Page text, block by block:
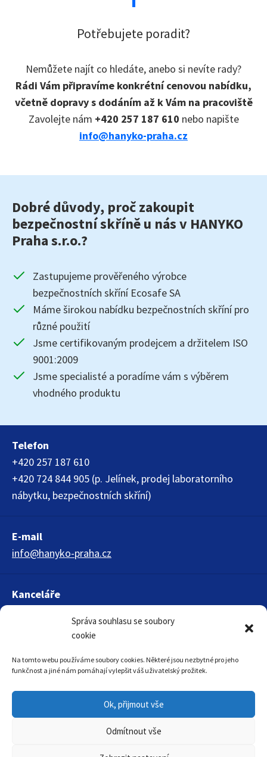
Správa souhlasu se soubory
cookie
Na tomto webu používáme soubory cookies. Některé jsou nezbytné pro jeho
funkčnost a jiné nám pomáhají vylepšit váš uživatelský prožitek.
Ok, přijmout vše
Odmítnout vše
Potřebujete poradit?
Nemůžete najít co hledáte, anebo si nevíte rady?
Rádi Vám připravíme konkrétní cenovou nabídku,
včetně dopravy s dodáním až k Vám na pracoviště
Zavolejte nám +420 257 187 610 nebo napište
info@hanyko-praha.cz
Dobré důvody, proč zakoupit
bezpečnostní skříně u nás v HANYKO
Praha s.r.o.?
Zastupujeme prověřeného výrobce
bezpečnostních skříní Ecosafe SA
Máme širokou nabídku bezpečnostních skříní pro
různé použití
Jsme certifikovaným prodejcem a držitelem ISO
9001:2009
Jsme specialisté a poradíme vám s výběrem
vhodného produktu
Telefon
+420 257 187 610
+420 724 844 905 (p. Jelínek, prodej laboratorního
nábytku, bezpečnostních skříní)
E-mail
info@hanyko-praha.cz
Kanceláře